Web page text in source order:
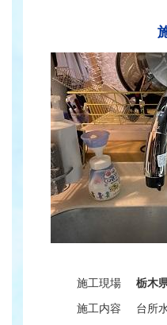
施工現場
栃木
施工内容
台所